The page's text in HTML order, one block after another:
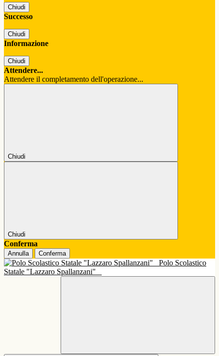
Chiudi
Successo
Chiudi
Informazione
Chiudi
Attendere...
Attendere il completamento dell'operazione...
Chiudi
Chiudi
Conferma
Annulla Conferma
Polo Scolastico
Statale "Lazzaro Spallanzani"